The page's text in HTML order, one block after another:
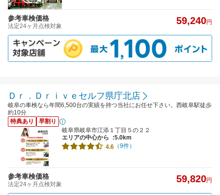
参考車検価格
法定24ヶ月点検対象 59,240円
Ｄｒ．Ｄｒｉｖｅセルフ県庁北店
岐阜の車検なら年間6,500台の実績を持つ当社にお任せ下さい。西岐阜駅徒歩
約10分
特典あり
早割り
岐阜県岐阜市江添１丁目５の２２
エリアの中心から
:5.0km
4.6 （9件）
参考車検価格
法定24ヶ月点検対象 59,820円